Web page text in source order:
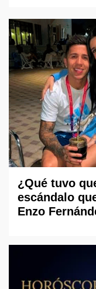
¿Qué tuvo
escándalo
Enzo